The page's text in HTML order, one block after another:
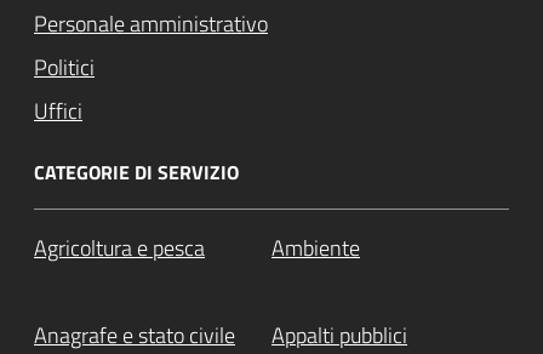
Personale amministrativo
Politici
Uffici
CATEGORIE DI SERVIZIO
Agricoltura e pesca Ambiente
Anagrafe e stato civile Appalti pubblici